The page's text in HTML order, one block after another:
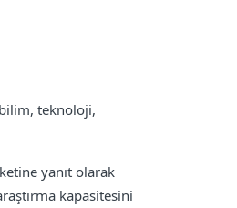
teknoloji,
yanıt olarak
kapasitesini